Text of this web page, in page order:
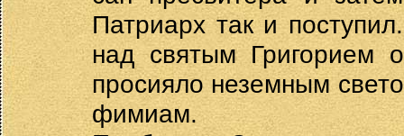
Патриарх так и
над святым Григорием
просияло неземным
фимиам.